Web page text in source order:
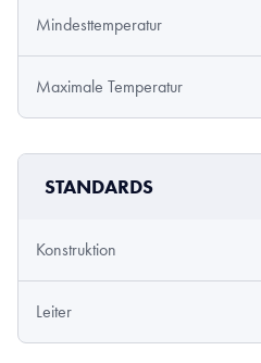
Mindesttemperatur
Maximale Temperatur
STANDARDS
Konstruktion
Leiter